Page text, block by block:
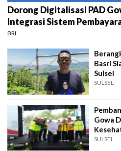
Dorong Digitalisasi PAD
Integrasi Sistem
BRI
Basri
Sulsel
SULSEL
Gowa
SULSEL